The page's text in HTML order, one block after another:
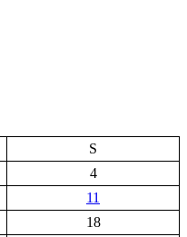
S
4
11
18